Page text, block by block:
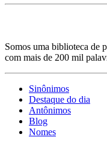
Somos uma biblioteca de
com mais de 200 mil
Sinônimos
Destaque do dia
Antônimos
Blog
Nomes